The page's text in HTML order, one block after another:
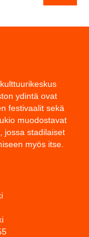
ydintä ovat
festivaalit sekä
muodostavat
jossa stadilaiset
myös itse.